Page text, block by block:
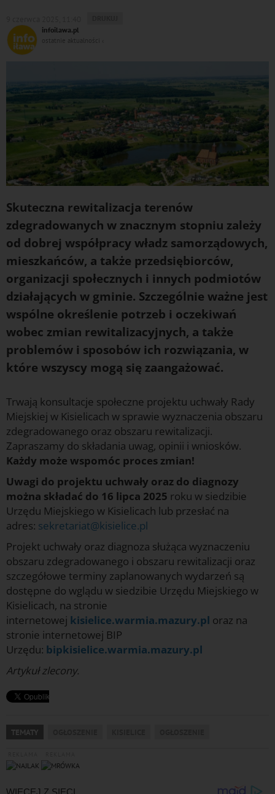
DO
infoilawa.pl
ostatnie aktualności ‹
Skuteczna rewitalizacja terenów
zdegradowanych w znacznym stopniu zależy
od dobrej współpracy władz samorządowych,
mieszkańców, a także przedsiębiorców,
organizacji społecznych i innych podmiotów
działających w gminie. Szczególnie ważne jest
wspólne określenie potrzeb i oczekiwań
wobec zmian rewitalizacyjnych, a także
problemów i sposobów ich rozwiązania, w
które wszyscy mogą się zaangażować.
Trwają konsultacje społeczne projektu uchwały Rady
Miejskiej w Kisielicach w sprawie wyznaczenia obszaru
zdegradowanego oraz obszaru rewitalizacji.
Zapraszamy do składania uwag, opinii i wniosków.
Każdy może wspomóc proces zmian!
Uwagi do projektu uchwały oraz do diagnozy
można składać do 16 lipca 2025 roku w siedzibie
Urzędu Miejskiego w Kisielicach lub przesłać na
adres: sekretariat@kisielice.pl
Projekt uchwały oraz diagnoza służąca wyznaczeniu
obszaru zdegradowanego i obszaru rewitalizacji oraz
szczegółowe terminy zaplanowanych wydarzeń są
dostępne do wglądu w siedzibie Urzędu Miejskiego w
Kisielicach, na stronie
internetowej kisielice.warmia.mazury.pl oraz na
stronie internetowej BIP
Urzędu: bipkisielice.warmia.mazury.pl
Artykuł zlecony.
TEMATY